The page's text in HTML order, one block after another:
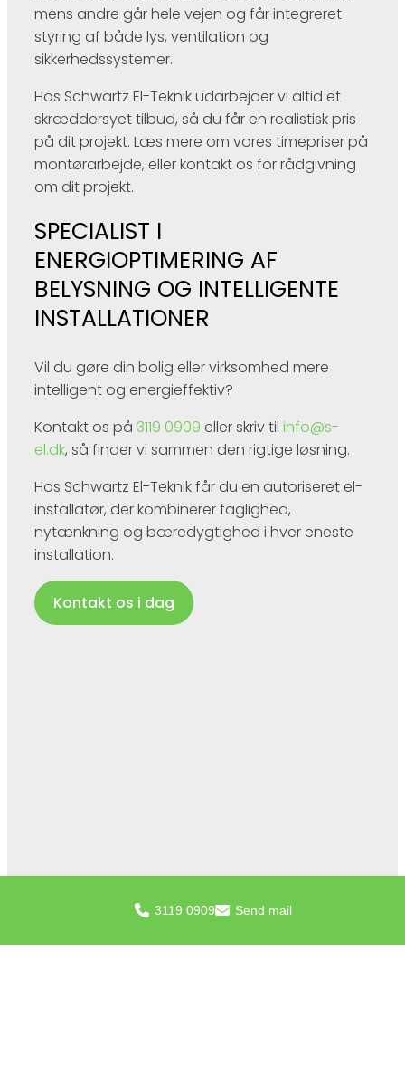
mens andre går hele vejen og får integreret
styring af både lys, ventilation og
sikkerhedssystemer.​
Hos Schwartz El-Teknik udarbejder vi altid et
skræddersyet tilbud, så du får en realistisk pris
på dit projekt. Læs mere om vores timepriser på
montørarbejde, eller kontakt os for rådgivning
om dit projekt.
SPECIALIST I
ENERGIOPTIMERING AF
BELYSNING OG INTELLIGENTE
INSTALLATIONER
Vil du gøre din bolig eller virksomhed mere
intelligent og energieffektiv?
Kontakt os på 3119 0909 eller skriv til info@s-
el.dk, så finder vi sammen den rigtige løsning.
Hos Schwartz El-Teknik får du en autoriseret el-
installatør, der kombinerer faglighed,
nytænkning og bæredygtighed i hver eneste
installation.
Kontakt os i dag
3119 0909 Send mail